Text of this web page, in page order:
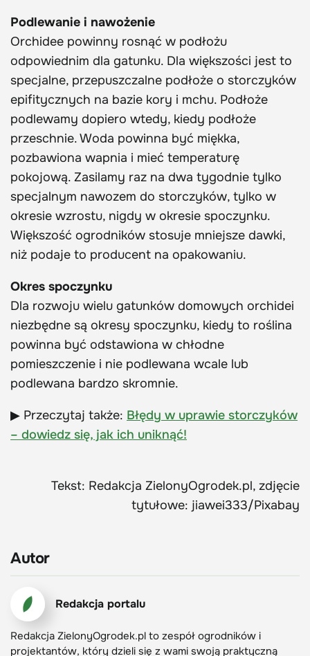
Podlewanie i nawożenie
Orchidee powinny rosnąć w podłożu
odpowiednim dla gatunku. Dla większości jest to
specjalne, przepuszczalne podłoże o storczyków
epifitycznych na bazie kory i mchu. Podłoże
podlewamy dopiero wtedy, kiedy podłoże
przeschnie. Woda powinna być miękka,
pozbawiona wapnia i mieć temperaturę
pokojową. Zasilamy raz na dwa tygodnie tylko
specjalnym nawozem do storczyków, tylko w
okresie wzrostu, nigdy w okresie spoczynku.
Większość ogrodników stosuje mniejsze dawki,
niż podaje to producent na opakowaniu.
Okres spoczynku
Dla rozwoju wielu gatunków domowych orchidei
niezbędne są okresy spoczynku, kiedy to roślina
powinna być odstawiona w chłodne
pomieszczenie i nie podlewana wcale lub
podlewana bardzo skromnie.
▶ Przeczytaj także: Błędy w uprawie storczyków
– dowiedz się, jak ich uniknąć!
Tekst: Redakcja ZielonyOgrodek.pl, zdjęcie
tytułowe: jiawei333/Pixabay
Autor
Redakcja portalu
Redakcja ZielonyOgrodek.pl to zespół ogrodników i
projektantów, który dzieli się z wami swoją praktyczną